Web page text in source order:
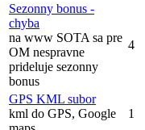
Sezonny bonus -
chyba
na www SOTA sa pre
OM nespravne
prideluje sezonny
bonus
4
GPS KML subor
kml do GPS, Google
1